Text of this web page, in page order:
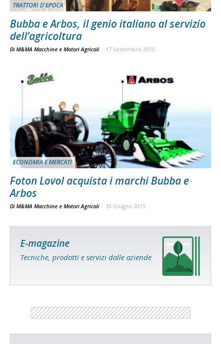
TRATTORI D'EPOCA
Bubba e Arbos, il genio italiano al servizio
dell’agricoltura
Di M&MA Macchine e Motori Agricoli - 17 Settembre 2015
ECONOMIA E MERCATI
Foton Lovol acquista i marchi Bubba e
Arbos
Di M&MA Macchine e Motori Agricoli - 18 Giugno 2015
E-magazine
Tecniche, prodotti e servizi dalle aziende